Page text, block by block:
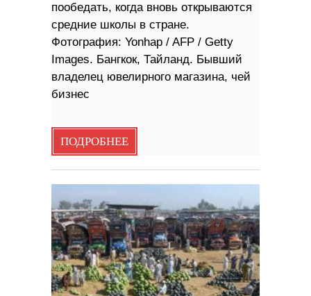
пообедать, когда вновь открываются
средние школы в стране.
Фотография: Yonhap / AFP / Getty
Images. Бангкок, Тайланд. Бывший
владелец ювелирного магазина, чей
бизнес
ПОДРОБНЕЕ